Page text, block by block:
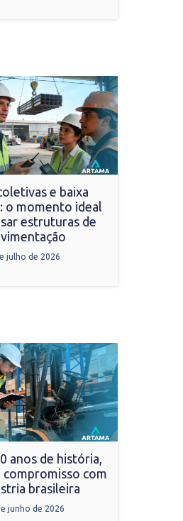
e baixa
o momento ideal
estruturas de
julho de 2026
anos de história,
compromisso com
brasileira
junho de 2026